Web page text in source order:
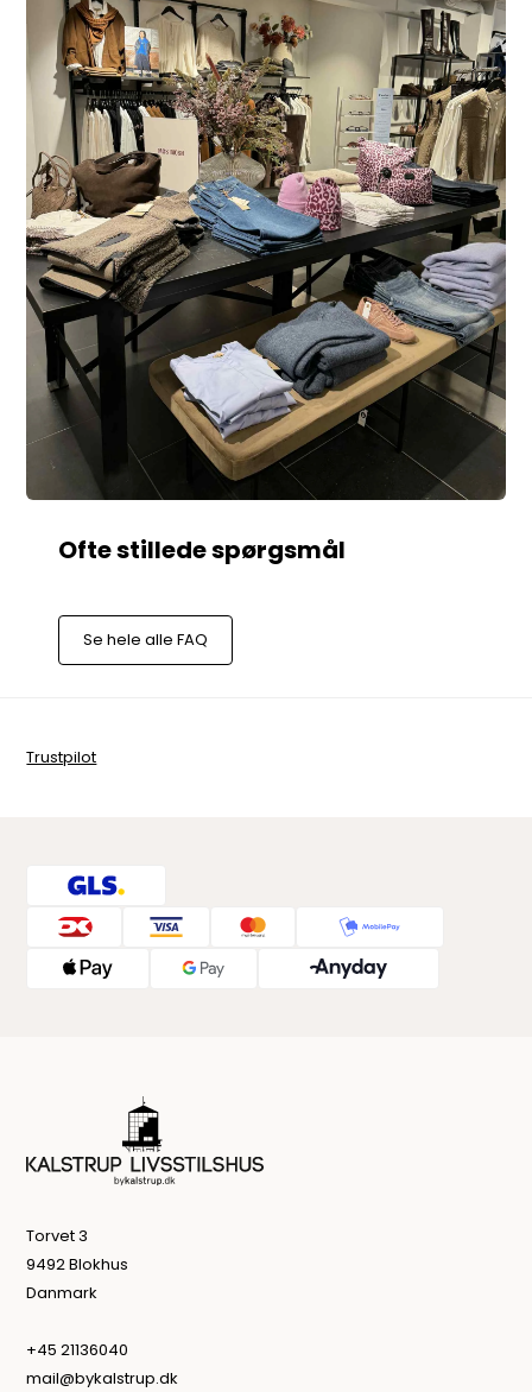
Se hele alle FAQ
Trustpilot
Torvet 3
9492 Blokhus
Danmark
+45 21136040
mail@bykalstrup.dk